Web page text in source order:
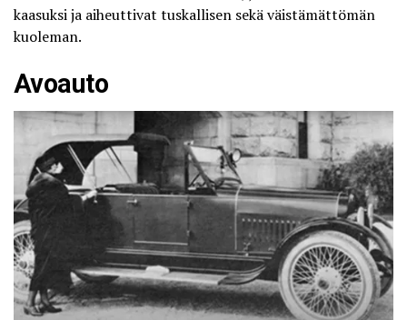
kaasuksi ja aiheuttivat tuskallisen sekä väistämättömän
kuoleman.
Avoauto